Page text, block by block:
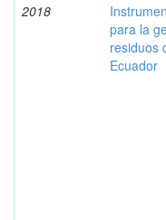
2018
para la
residuos
Ecuador